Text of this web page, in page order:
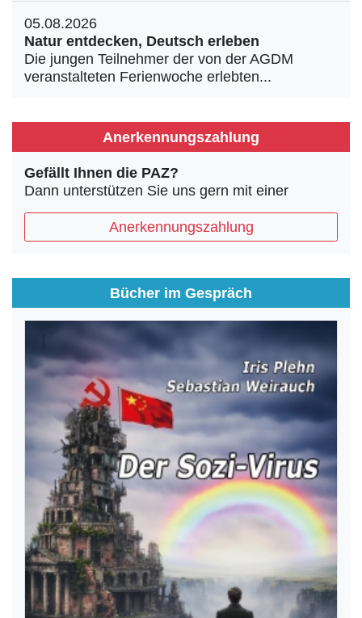
05.08.2026
Natur entdecken, Deutsch erleben
Die jungen Teilnehmer der von der AGDM
veranstalteten Ferienwoche erlebten...
Anerkennungszahlung
Gefällt Ihnen die PAZ?
Dann unterstützen Sie uns gern mit einer
Anerkennungszahlung
Bücher im Gespräch